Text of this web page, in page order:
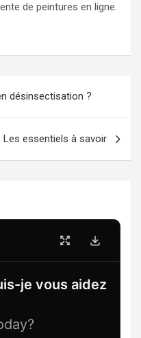
de peintures en ligne.
désinsectisation ?
Les essentiels à savoir
je vous aidez